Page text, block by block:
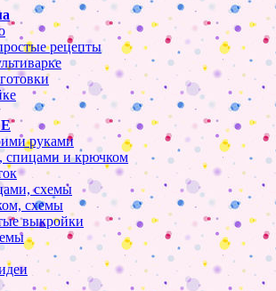
рецепты
руками
спицами и крючком
схемы
схемы
выкройки